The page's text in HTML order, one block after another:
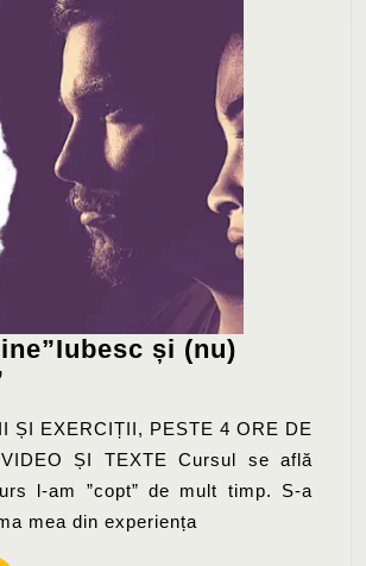
și (nu)
și
(nu)
doare…”
ȘI TEXTE Cursul se află
l-am ”copt” de mult timp. S-a
mea din experiența